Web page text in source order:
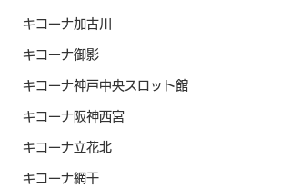
キコーナ加古川
キコーナ御影
キコーナ神戸中央スロット館
キコーナ阪神西宮
キコーナ立花北
キコーナ網干